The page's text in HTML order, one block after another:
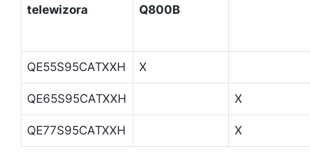
telewizora
Q800B
QE55S95CATXXH X
QE65S95CATXXH X
QE77S95CATXXH X